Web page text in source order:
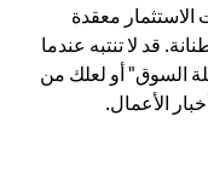
الاستثمار معقدة
قد لا تنتبه عندما
السوق" أو لعلك من
الأعمال.